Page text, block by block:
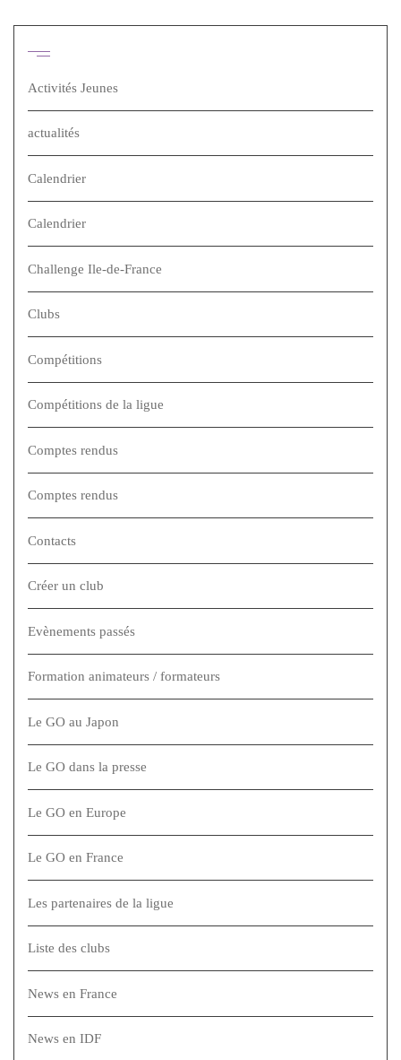
Activités Jeunes
actualités
Calendrier
Calendrier
Challenge Ile-de-France
Clubs
Compétitions
Compétitions de la ligue
Comptes rendus
Comptes rendus
Contacts
Créer un club
Evènements passés
Formation animateurs / formateurs
Le GO au Japon
Le GO dans la presse
Le GO en Europe
Le GO en France
Les partenaires de la ligue
Liste des clubs
News en France
News en IDF